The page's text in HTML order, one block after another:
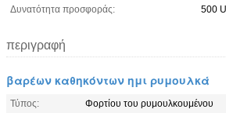
Δυνατότητα προσφοράς:
500
περιγραφή
βαρέων καθηκόντων ημι ρυμουλκά
Τύπος:
Φορτίου του ρυμουλκουμένου